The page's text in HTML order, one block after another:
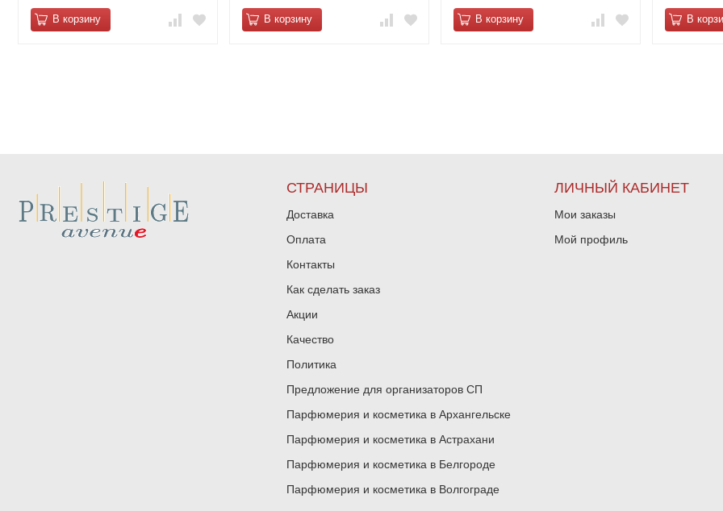
В корзину В корзину В корзину В
СТРАНИЦЫ
Доставка
Оплата
Контакты
Как сделать заказ
Акции
Качество
Политика
Предложение для организаторов СП
Парфюмерия и косметика в Архангельске
Парфюмерия и косметика в Астрахани
Парфюмерия и косметика в Белгороде
Парфюмерия и косметика в Волгограде
ЛИЧНЫЙ КАБИНЕТ
Мои заказы
Мой профиль